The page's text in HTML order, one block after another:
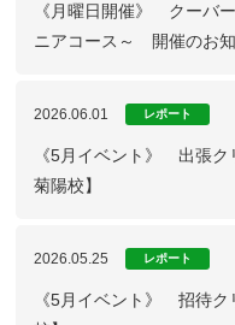
《月曜日開催》 クーバ
ニアコース～ 開催のお
2026.06.01 レポート
《5月イベント》 出張
菊陽校】
2026.05.25 レポート
《5月イベント》 招待